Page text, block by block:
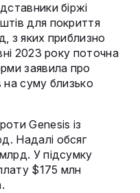
біржі
для покриття
з яких приблизно
2023 року поточна
заявила про
на суму близько
Genesis із
Надалі обсяг
У підсумку
$175 млн